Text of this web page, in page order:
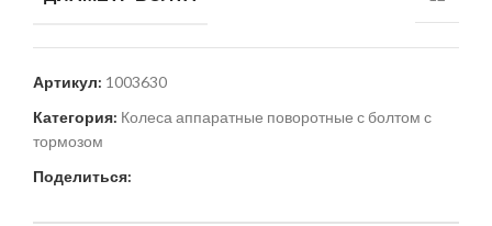
Артикул: 1003630
Категория: Колеса аппаратные поворотные с болтом с
тормозом
Поделиться: